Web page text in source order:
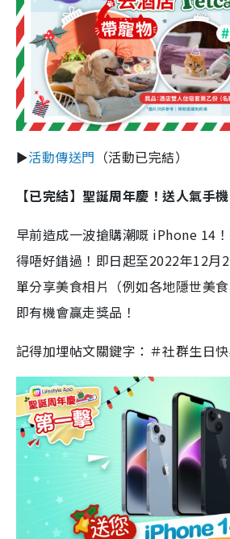
►活動傳送門 （活動已完結）
【已完結】 聖誕周年慶！送人氣手
早前造成一波搶購潮嘅 iPhone 14
得唔好錯過！即日起至2022年12月
單分享美食相片（例如各地隱世美
即有機會贏走獎品！
記得加埋帖文關鍵字：＃社群生日